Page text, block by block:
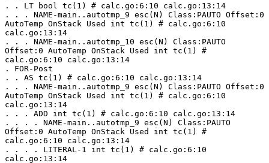
. . LT bool tc(1) # calc.go:6:10 calc.go:13:14
. . . NAME-main..autotmp_9 esc(N) Class:PAUTO Offset:0
AutoTemp OnStack Used int tc(1) # calc.go:6:10
calc.go:13:14
. . . NAME-main..autotmp_10 esc(N) Class:PAUTO
Offset:0 AutoTemp OnStack Used int tc(1) #
calc.go:6:10 calc.go:13:14
. FOR-Post
. . AS tc(1) # calc.go:6:10 calc.go:13:14
. . . NAME-main..autotmp_9 esc(N) Class:PAUTO Offset:0
AutoTemp OnStack Used int tc(1) # calc.go:6:10
calc.go:13:14
. . . ADD int tc(1) # calc.go:6:10 calc.go:13:14
. . . . NAME-main..autotmp_9 esc(N) Class:PAUTO
Offset:0 AutoTemp OnStack Used int tc(1) #
calc.go:6:10 calc.go:13:14
. . . . LITERAL-1 int tc(1) # calc.go:6:10
calc.go:13:14